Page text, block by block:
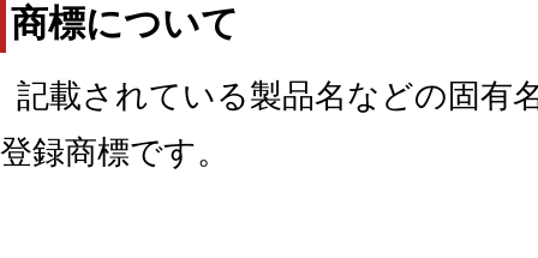
商標について
記載されている製品名などの固有
登録商標です。